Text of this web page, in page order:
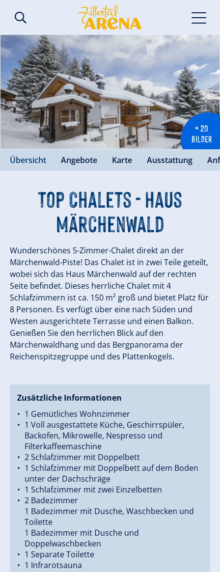
+ 20
BILDER
Übersicht Angebote Karte Ausstattung
Top Chalets - Haus
Märchenwald
Wunderschönes 5-Zimmer-Chalet direkt an der
Märchenwald-Piste! Das Chalet ist in zwei Teile geteilt,
wobei sich das Haus Märchenwald auf der rechten
Seite befindet. Dieses herrliche Chalet mit 4
Schlafzimmern ist ca. 150 m² groß und bietet Platz für
8 Personen. Es verfügt über eine nach Süden und
Westen ausgerichtete Terrasse und einen Balkon.
Genießen Sie den herrlichen Blick auf den
Märchenwaldhang und das Bergpanorama der
Reichenspitzegruppe und des Plattenkogels.
Zusätzliche Informationen
1 Gemütliches Wohnzimmer
1 Voll ausgestattete Küche, Geschirrspüler,
Backofen, Mikrowelle, Nespresso und
Filterkaffeemaschine
2 Schlafzimmer mit Doppelbett
1 Schlafzimmer mit Doppelbett auf dem Boden
unter der Dachschräge
1 Schlafzimmer mit zwei Einzelbetten
2 Badezimmer
1 Badezimmer mit Dusche, Waschbecken und
Toilette
1 Badezimmer mit Dusche und
Doppelwaschbecken
1 Separate Toilette
1 Infrarotsauna